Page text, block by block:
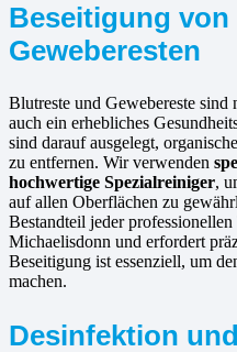
Beseitigung von
Geweberesten
Blutreste und Gewebereste sind
auch ein erhebliches
sind darauf ausgelegt,
zu entfernen. Wir verwenden
hochwertige Spezialreiniger,
auf allen Oberflächen zu
Bestandteil jeder
Michaelisdonn und erfordert
Beseitigung ist essenziell, um
machen.
Desinfektion und